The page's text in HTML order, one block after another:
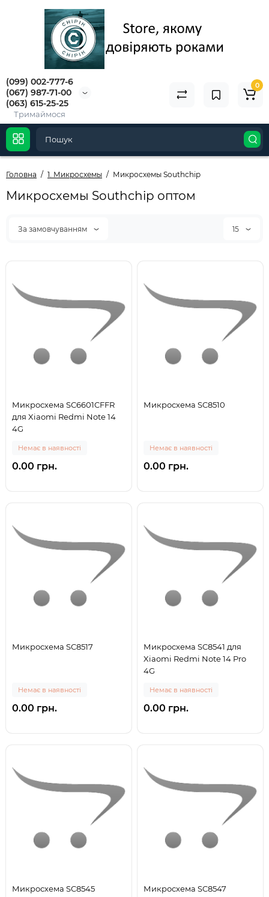
(099) 002-777-6
(067) 987-71-00
(063) 615-25-25
Тримаймося
0
Головна 1. Микросхемы Микросхемы Southchip
Микросхемы Southchip оптом
За замовчуванням 15
Микросхема SC6601CFFR
для Xiaomi Redmi Note 14
4G
Немає в наявності
0.00 грн.
Микросхема SC8510
Немає в наявності
0.00 грн.
Микросхема SC8517
Немає в наявності
0.00 грн.
Микросхема SC8541 для
Xiaomi Redmi Note 14 Pro
4G
Немає в наявності
0.00 грн.
Микросхема SC8545 Микросхема SC8547